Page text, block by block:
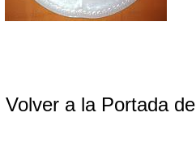
Volver a la Portada de